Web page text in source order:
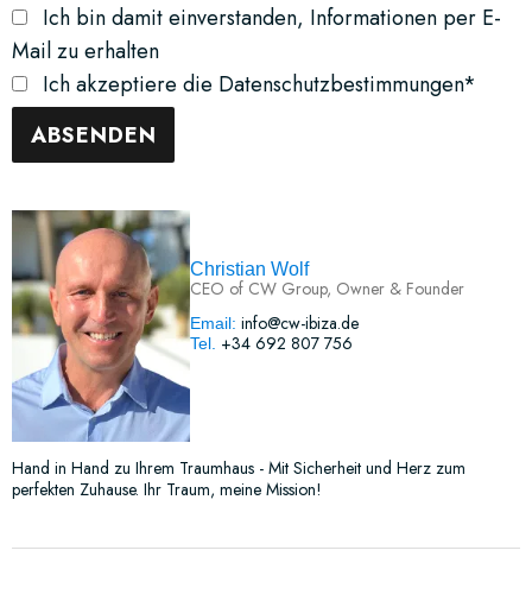
Ich bin damit einverstanden, Informationen per E-
Mail zu erhalten
Ich akzeptiere die Datenschutzbestimmungen*
Christian Wolf
CEO of CW Group, Owner & Founder
Email: info@cw-ibiza.de
Tel. +34 692 807 756
Hand in Hand zu Ihrem Traumhaus - Mit Sicherheit und Herz zum
perfekten Zuhause. Ihr Traum, meine Mission!